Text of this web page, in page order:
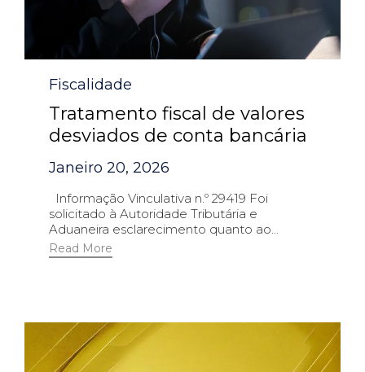
Category
Fiscalidade
Tratamento fiscal de valores
desviados de conta bancária
Janeiro 20, 2026
Informação Vinculativa n.º 29419 Foi
solicitado à Autoridade Tributária e
Aduaneira esclarecimento quanto ao...
Read More